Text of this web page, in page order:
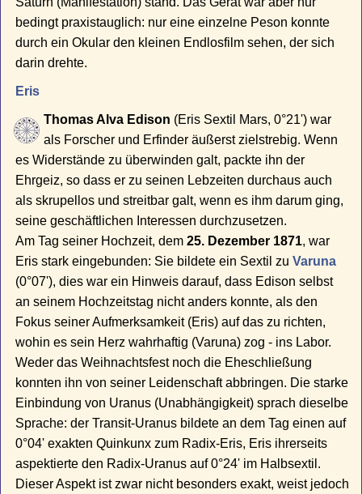
bedingt praxistauglich: nur eine einzelne Peson konnte
durch ein Okular den kleinen Endlosfilm sehen, der sich
darin drehte.
Eris
Thomas Alva Edison (Eris Sextil Mars, 0°21') war
als Forscher und Erfinder äußerst zielstrebig. Wenn
es Widerstände zu überwinden galt, packte ihn der
Ehrgeiz, so dass er zu seinen Lebzeiten durchaus auch
als skrupellos und streitbar galt, wenn es ihm darum ging,
seine geschäftlichen Interessen durchzusetzen.
Am Tag seiner Hochzeit, dem25. Dezember 1871, war
Eris stark eingebunden: Sie bildete ein Sextil zuVaruna
(0°07'), dies war ein Hinweis darauf, dass Edison selbst
an seinem Hochzeitstag nicht anders konnte, als den
Fokus seiner Aufmerksamkeit (Eris) auf das zu richten,
wohin es sein Herz wahrhaftig (Varuna) zog - ins Labor.
Weder das Weihnachtsfest noch die Eheschließung
konnten ihn von seiner Leidenschaft abbringen. Die starke
Einbindung von Uranus (Unabhängigkeit) sprach dieselbe
Sprache: der Transit-Uranus bildete an dem Tag einen auf
0°04' exakten Quinkunx zum Radix-Eris, Eris ihrerseits
aspektierte den Radix-Uranus auf 0°24' im Halbsextil.
Dieser Aspekt ist zwar nicht besonders exakt, weist jedoch